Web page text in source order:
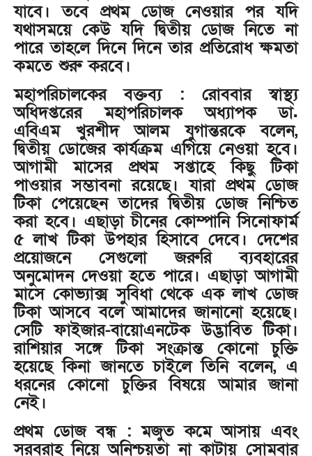
যাবে। তবে প্রথম ডোজ নেওয়ার পর যদি
যথাসময়ে কেউ যদি দ্বিতীয় ডোজ নিতে না
পারে তাহলে দিনে দিনে তার প্রতিরোধ ক্ষমতা
কমতে শুরু করবে।
মহাপরিচালকের বক্তব্য : রোববার স্বাস্থ্য
অধিদপ্তরের মহাপরিচালক অধ্যাপক ডা.
এবিএম খুরশীদ আলম যুগান্তরকে বলেন,
দ্বিতীয় ডোজের কার্যক্রম এগিয়ে নেওয়া হবে।
আগামী মাসের প্রথম সপ্তাহে কিছু টিকা
পাওয়ার সম্ভাবনা রয়েছে। যারা প্রথম ডোজ
টিকা পেয়েছেন তাদের দ্বিতীয় ডোজ নিশ্চিত
করা হবে। এছাড়া চীনের কোম্পানি সিনোফার্ম
৫ লাখ টিকা উপহার হিসাবে দেবে। দেশের
প্রয়োজনে সেগুলো জরুরি ব্যবহারের
অনুমোদন দেওয়া হতে পারে। এছাড়া আগামী
মাসে কোভ্যাক্স সুবিধা থেকে এক লাখ ডোজ
টিকা আসবে বলে আমাদের জানানো হয়েছে।
সেটি ফাইজার-বায়োএনটেক উদ্ভাবিত টিকা।
রাশিয়ার সঙ্গে টিকা সংক্রান্ত কোনো চুক্তি
হয়েছে কিনা জানতে চাইলে তিনি বলেন, এ
ধরনের কোনো চুক্তির বিষয়ে আমার জানা
নেই।
প্রথম ডোজ বন্ধ : মজুত কমে আসায় এবং
সরবরাহ নিয়ে অনিশ্চয়তা না কাটায় সোমবার